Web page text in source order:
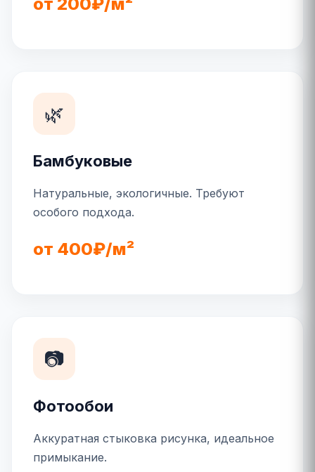
🌿
Бамбуковые
Натуральные, экологичные. Требуют
особого подхода.
от 400₽/м²
📷
Фотообои
Аккуратная стыковка рисунка, идеальное
примыкание.